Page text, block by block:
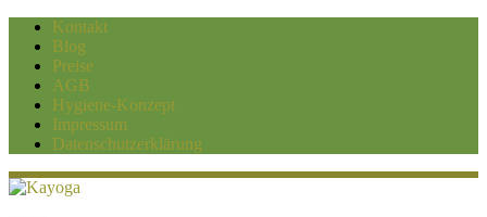
Kontakt
Blog
Preise
AGB
Hygiene-Konzept
Impressum
Datenschutzerklärung